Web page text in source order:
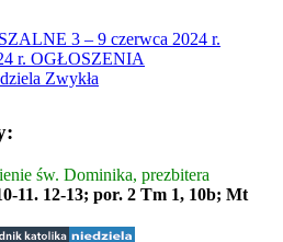
3 – 9 czerwca 2024 r.
r. OGŁOSZENIA
Zwykła
św. Dominika, prezbitera
11. 12-13; por. 2 Tm 1, 10b; Mt